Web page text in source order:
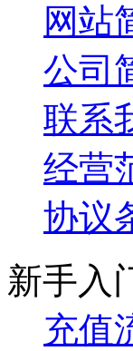
网站
公司
联系
经营
协议
新手入
充值